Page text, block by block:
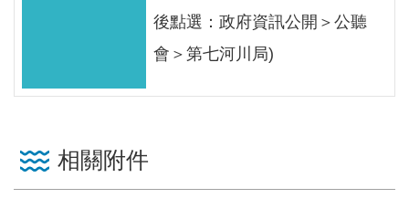
區
RSS
後點選：政府資訊公開＞公聽
會＞第七河川局)
相關附件